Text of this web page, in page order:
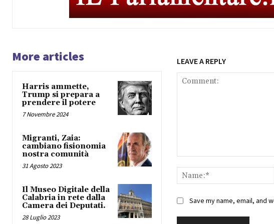
More articles
Harris ammette,
Trump si prepara a
prendere il potere
7 Novembre 2024
Migranti, Zaia:
cambiano fisionomia
nostra comunità
31 Agosto 2023
Il Museo Digitale della
Calabria in rete dalla
Camera dei Deputati.
28 Luglio 2023
LEAVE A REPLY
Save my name, email, and